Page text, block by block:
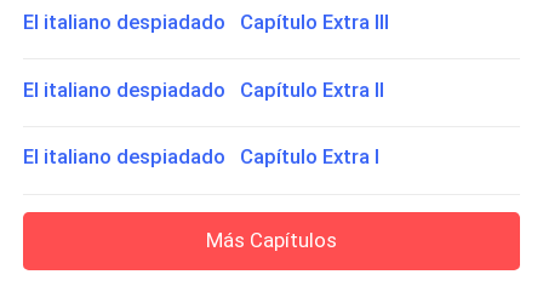
El italiano despiadado Capítulo Extra III
El italiano despiadado Capítulo Extra II
El italiano despiadado Capítulo Extra I
Más Capítulos